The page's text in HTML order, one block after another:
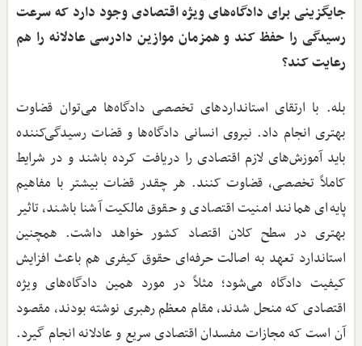
جایگزینی برای دادگاه‌های ویژه اقتصادی وجود دارد که سرعت
رسیدگی را حفظ کند و همزمان موازین دادرسی عادلانه را هم
رعایت کند؟
بله. با ارتقای استانداردهای تخصصی دادگاه‌ها می‌توان قضاوت
بهتری انجام داد. نیروی انسانی دادگاه‌ها و قضات رسیدگی‌کننده
باید آموزش‌های لازم اقتصادی را دریافت کرده باشند و در شرایط
کاملاً تخصصی، قضاوت کنند. هر چقدر قضات بیشتر با مفاهیم
پایه‌ای همانند امنیت اقتصادی و حقوق مالکیت آشنا باشند، تاثیر
بهتری در سطح کلان اقتصاد کشور خواهد داشت. همچنین
استاندارد تعهد به اصالت حرفه‌ای حقوق کیفری هم باعث افزایش
کیفیت دادگاه می‌شود؛ مثلاً در مورد همین دادگاه‌های ویژه
اقتصادی که منحل شدند، مقام معظم رهبری نوشته بودند، مقصود
آن است که مجازات مفسدان اقتصادی سریع و عادلانه انجام گیرد.